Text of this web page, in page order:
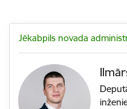
Jēkabpils novada